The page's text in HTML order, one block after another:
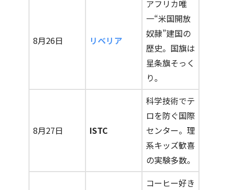
8月26日 リベリア
アフリカ唯
一“米国開放
奴隷”建国の
歴史。国旗は
星条旗そっく
り。
8月27日 ISTC
科学技術でテ
ロを防ぐ国際
センター。理
系キッズ歓喜
の実験多数。
コーヒー好き